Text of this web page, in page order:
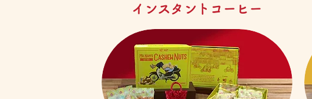
제품보기
インスタントコーヒー